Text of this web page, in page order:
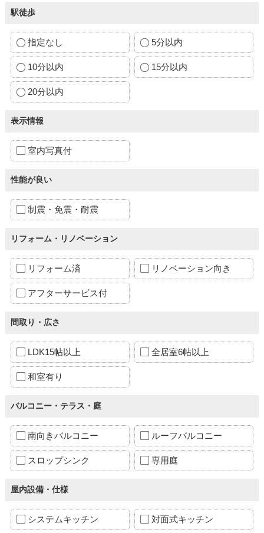
駅徒歩
指定なし 5分以内
10分以内 15分以内
20分以内
表示情報
室内写真付
性能が良い
制震・免震・耐震
リフォーム・リノベーション
リフォーム済 リノベーション向き
アフターサービス付
間取り・広さ
LDK15帖以上 全居室6帖以上
和室有り
バルコニー・テラス・庭
南向きバルコニー ルーフバルコニー
スロップシンク 専用庭
屋内設備・仕様
システムキッチン 対面式キッチン